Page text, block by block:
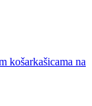
košarkašicama na